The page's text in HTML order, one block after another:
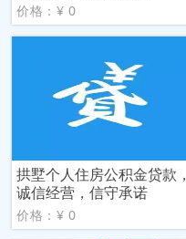
价格：¥ 0
拱墅个人住房公积金贷款，
诚信经营，信守承诺
价格：¥ 0